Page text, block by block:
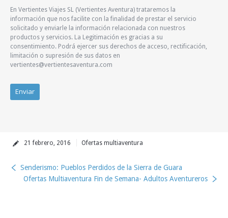
En Vertientes Viajes SL (Vertientes Aventura) trataremos la
información que nos facilite con la finalidad de prestar el servicio
solicitado y enviarle la información relacionada con nuestros
productos y servicios. La Legitimación es gracias a su
consentimiento. Podrá ejercer sus derechos de acceso, rectificación,
limitación o supresión de sus datos en
vertientes@vertientesaventura.com
21 febrero, 2016 Ofertas multiaventura
Senderismo: Pueblos Perdidos de la Sierra de Guara
Ofertas Multiaventura Fin de Semana- Adultos Aventureros